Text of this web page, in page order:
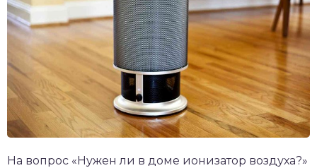
На вопрос «Нужен ли в доме ионизатор воздуха?»